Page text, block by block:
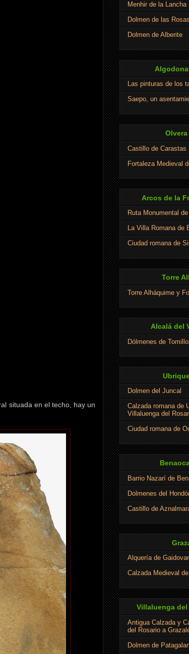
situada en el techo, hay un
Menhir de la Lancha
Dolmen de las
Dolmen de Alberite
Las pinturas de los
Saepo, un
Castillo de Carastas
Fortaleza Medieval
Arcos de la
Ruta Monumental
La Villa Romana de
Ciudad romana de
Torre
Torre Alháquime y
Alcalá del
Dólmenes de
Dolmen del Juncal
Calzada romana de
Villaluenga del
Ciudad romana de
Barrio Nazarí de
Dolmenes del
Castillo de
Alquería de Gaidovar
Calzada Medieval
Villaluenga
Antigua Calzada y
del Rosario a
Dolmen de